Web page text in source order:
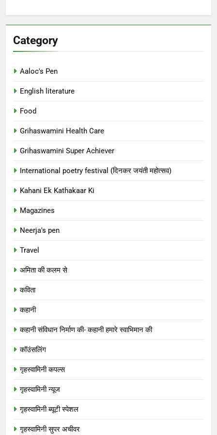
Category
Aaloc's Pen
English literature
Food
Grihaswamini Health Care
Grihaswamini Super Achiever
International poetry festival (दिनकर जयंती महोत्सव)
Kahani Ek Kathakaar Ki
Magazines
Neerja's pen
Travel
अमिता की कलम से
कविता
कहानी
कहानी संविधान निर्माण की- कहानी हमारे स्वाभिमान की
कॉउंसलिंग
गृहस्वामिनी कपल्स
गृहस्वामिनी न्यूज
गृहस्वामिनी ब्यूटी स्पेशल
गृहस्वामिनी सुपर अचीवर